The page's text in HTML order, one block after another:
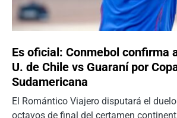
Es oficial: Conmebol confirma
U. de Chile vs Guaraní por
Sudamericana
El Romántico Viajero disputará el
octavos de final del certamen